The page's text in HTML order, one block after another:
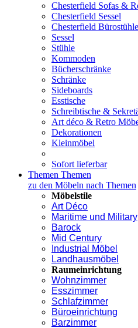
Chesterfield Sofas &
Chesterfield Sessel
Chesterfield
Sessel
Stühle
Kommoden
Bücherschränke
Schränke
Sideboards
Esstische
Schreibtische &
Art déco & Retro
Dekorationen
Kleinmöbel
Sofort lieferbar
Themen Themen
zu den Möbeln nach Themen
Möbelstile
Art Déco
Maritime und Military
Barock
Mid Century
Industrial Möbel
Landhausmöbel
Raumeinrichtung
Wohnzimmer
Esszimmer
Schlafzimmer
Büroeinrichtung
Barzimmer